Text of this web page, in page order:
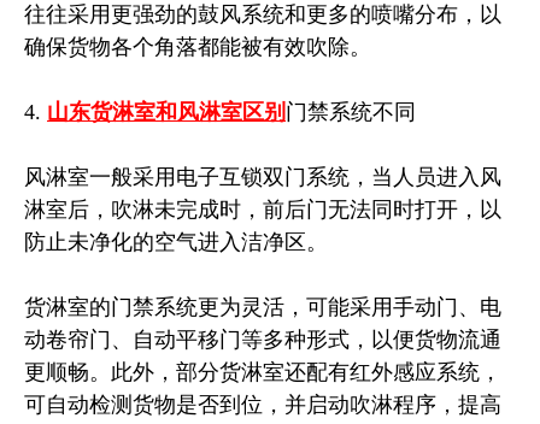
往往采用更强劲的鼓风系统和更多的喷嘴分布，以
确保货物各个角落都能被有效吹除。
4. 山东货淋室和风淋室区别 门禁系统不同
风淋室一般采用电子互锁双门系统，当人员进入风
淋室后，吹淋未完成时，前后门无法同时打开，以
防止未净化的空气进入洁净区。
货淋室的门禁系统更为灵活，可能采用手动门、电
动卷帘门、自动平移门等多种形式，以便货物流通
更顺畅。此外，部分货淋室还配有红外感应系统，
可自动检测货物是否到位，并启动吹淋程序，提高